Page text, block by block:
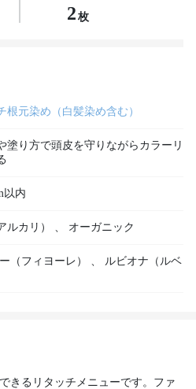
2 枚
根元染め（白髪染め含む）
塗り方で頭皮を守りながらカラーリ
以内
ルカリ） 、 オーガニック
（フィヨーレ） 、
ルビオナ（ルベ
きるリタッチメニューです。ファ